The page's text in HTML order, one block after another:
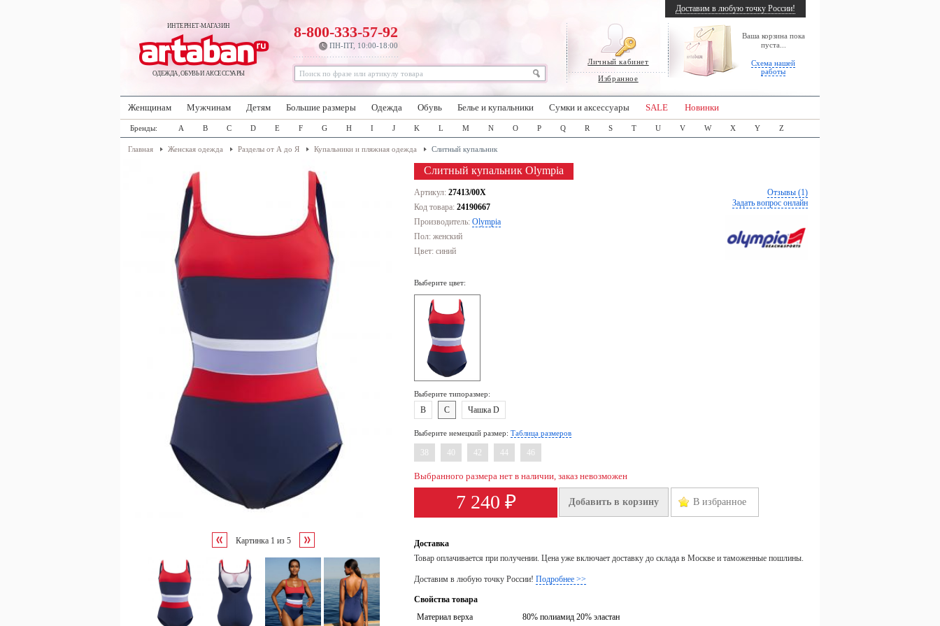
ИНТЕРНЕТ-МАГАЗИН
ОДЕЖДА, ОБУВЬ И АКСЕССУАРЫ
Личный кабинет
Избранное
Ваша корзина пока
пуста...
Схема нашей
работы
8-800-333-57-92
ПН-ПТ, 10:00-18:00
Доставим в любую точку России!
Женщинам Мужчинам Детям Большие размеры Одежда Обувь Белье и купальники Сумки и аксессуары SALE Новинки
Бренды: A B C D E F G H I J K L M N O P Q R S T U V W X Y Z
Главная Женская одежда Разделы от А до Я Купальники и пляжная одежда Слитный купальник
Картинка 1 из 5
Слитный купальник Olympia
Отзывы (1)
Задать вопрос онлайн
Артикул: 27413/00X
Код товара: 24190667
Производитель: Olympia
Пол: женский
Цвет: синий
Выберите цвет:
Выберите типоразмер:
B C Чашка D
Выберите немецкий размер: Таблица размеров
40 42 44 46
Выбранного размера нет в наличии, заказ невозможен
7 240 ₽ Добавить в корзину В избранное
Доставка
Товар оплачивается при получении. Цена уже включает доставку до склада в Москве и таможенные пошлины.
Доставим в любую точку России! Подробнее >>
Свойства товара
Материал верха
80% полиамид 20% эластан